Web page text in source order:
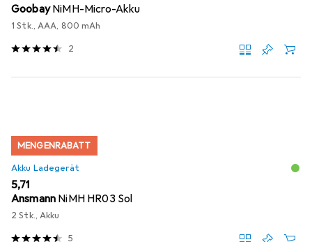
Goobay NiMH-Micro-Akku
1 Stk., AAA, 800 mAh
2
MENGENRABATT
Akku Ladegerät
EUR
5,71
Ansmann NiMH HR03 Sol
2 Stk., Akku
5